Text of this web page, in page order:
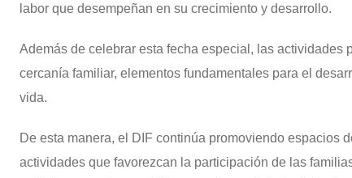
labor que desempeñan en su crecimiento y desarrollo.
Además de celebrar esta fecha especial, las
cercanía familiar, elementos fundamentales para el
vida.
De esta manera, el DIF continúa promoviendo espacios
actividades que favorezcan la participación de las